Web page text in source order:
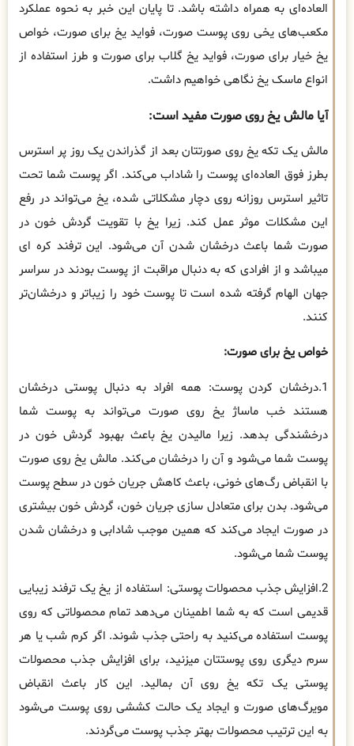
العاده‌ای به همراه داشته باشد. تا پایان این خبر به نحوه عملکرد
مکعب‌های یخی روی پوست صورت، فواید یخ برای صورت، خواص
یخ خیار برای صورت، فواید یخ گلاب برای صورت و طرز استفاده از
انواع ماسک یخ نگاهی خواهیم داشت.
آیا مالش یخ روی صورت مفید است:
مالش یک تکه یخ روی صورتتان بعد از گذراندن یک روز پر استرس
بطرز فوق العاده‌ای پوست را شاداب می‌کند. اگر پوست شما تحت
تاثیر استرس روزانه روی دچار مشکلاتی شده، یخ می‌تواند در رفع
این مشکلات موثر عمل کند. زیرا یخ با تقویت گردش خون در
صورت شما باعث درخشان شدن آن می‌شود. این ترفند کره ای
میباشد و از افرادی که به دنبال مراقبت از پوست بودند در سراسر
جهان الهام گرفته شده است تا پوست خود را زیبا‌تر و درخشان‌تر
کنند.
خواص یخ برای صورت:
1.درخشان کردن پوست: همه افراد به دنبال پوستی درخشان
هستند خب ماساژ یخ روی صورت می‌تواند به پوست شما
درخشندگی بدهد. زیرا مالیدن یخ باعث بهبود گردش خون در
پوست شما می‌شود و آن را درخشان می‌کند. مالش یخ روی صورت
با انقباض رگ‌های خونی، باعث کاهش جریان خون در سطح پوست
می‌شود. بدن برای متعادل سازی جریان خون، گردش خون بیشتری
در صورت ایجاد می‌کند که همین موجب شادابی و درخشان شدن
پوست شما می‌شود.
2.افزایش جذب محصولات پوستی: استفاده از یخ یک ترفند زیبایی
قدیمی است که به شما اطمینان می‌دهد تمام محصولاتی که روی
پوست استفاده می‌کنید به راحتی جذب شوند. اگر کرم شب یا هر
سرم دیگری روی پوستتان میزنید، برای افزایش جذب محصولات
پوستی یک تکه یخ روی آن بمالید. این کار باعث انقباض
مویرگ‌های صورت و ایجاد یک حالت کششی روی پوست می‌شود
به این ترتیب محصولات بهتر جذب پوست می‌گردند.